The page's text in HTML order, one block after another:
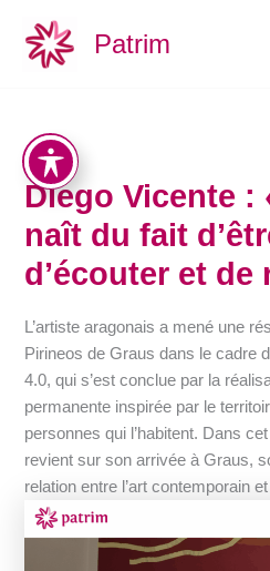
contenu
Patrim
Diego Vicente :
naît du fait
d’écouter et de
L’artiste aragonais a mené une
Pirineos de Graus dans le cadre
4.0, qui s’est conclue par la
permanente inspirée par le
personnes qui l’habitent. Dans
revient sur son arrivée à Graus,
relation entre l’art contemporain